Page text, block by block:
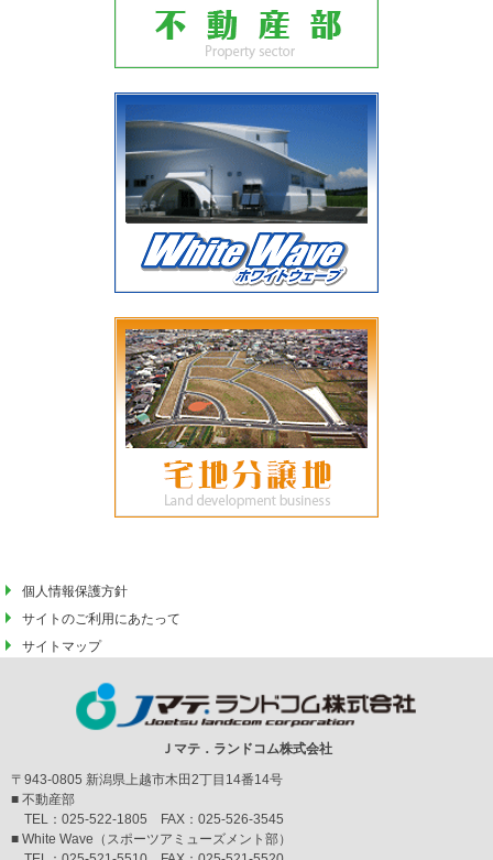
個人情報保護方針
サイトのご利用にあたって
サイトマップ
Ｊマテ．ランドコム株式会社
〒943-0805 新潟県上越市木田2丁目14番14号
■ 不動産部
TEL：025-522-1805 FAX：025-526-3545
■ White Wave（スポーツアミューズメント部）